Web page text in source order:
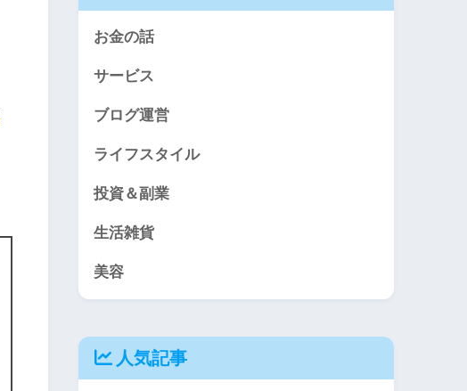
お金の話
サービス
ブログ運営
ライフスタイル
投資＆副業
生活雑貨
美容
人気記事